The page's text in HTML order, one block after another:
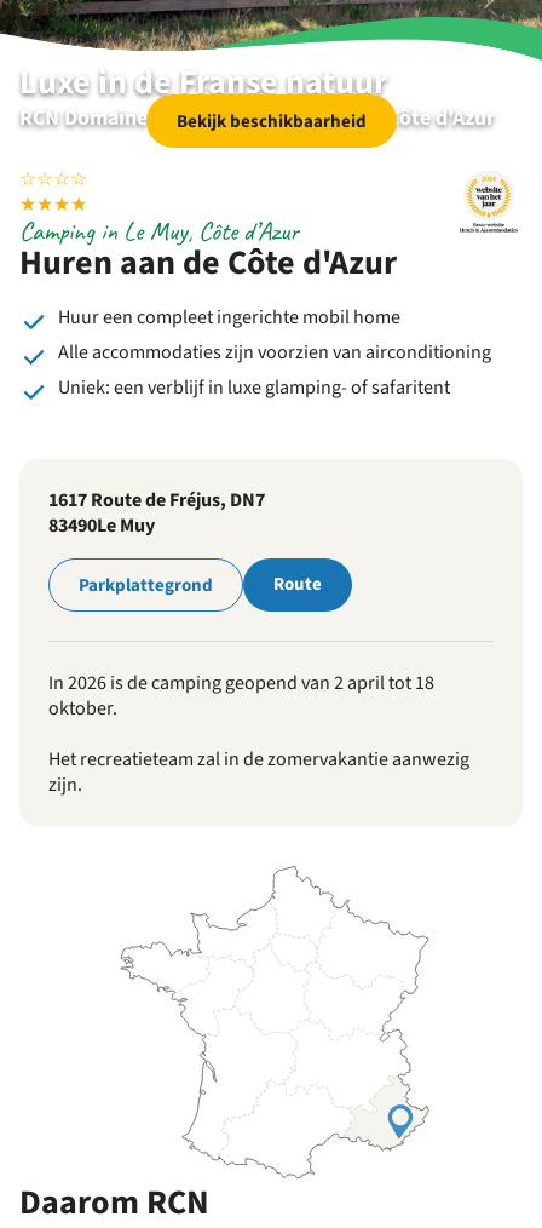
Luxe in de Franse natuur
RCN Domaine de la Noguière | Le Muy | Côte d'Azur
Bekijk beschikbaarheid
☆☆☆☆
★★★★
Huren aan de Côte d'Azur
Camping in Le Muy, Côte d’Azur
Huur een compleet ingerichte mobil home
Alle accommodaties zijn voorzien van airconditioning
Uniek: een verblijf in luxe glamping- of safaritent
1617 Route de Fréjus, DN7
83490Le Muy
Parkplattegrond Route
In 2026 is de camping geopend van 2 april tot 18
oktober.
Het recreatieteam zal in de zomervakantie aanwezig
zijn.
Daarom RCN